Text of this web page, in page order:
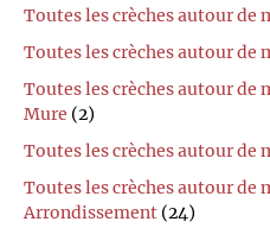
Toutes les crèches autour de
Toutes les crèches autour de
Toutes les crèches autour
Mure (2)
Toutes les crèches autour de
Toutes les crèches autour de
Arrondissement (24)